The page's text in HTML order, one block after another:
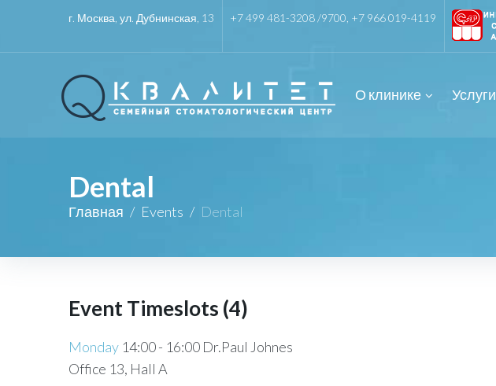
г. Москва, ул. Дубнинская, 13 +7 499 481-3208 /9700 +7 966 019-4119
О клинике Услуги
Dental
Главная / Events / Dental
Event Timeslots (4)
Monday 14:00- 16:00 Dr.Paul Johnes
Office 13, Hall A